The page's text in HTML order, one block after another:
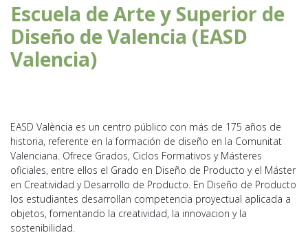
Escuela de Arte y Superior de
Diseño de Valencia (EASD
Valencia)
EASD València es un centro público con más de 175 años de
historia, referente en la formación de diseño en la Comunitat
Valenciana. Ofrece Grados, Ciclos Formativos y Másteres
oficiales, entre ellos el Grado en Diseño de Producto y el Máster
en Creatividad y Desarrollo de Producto. En Diseño de Producto
los estudiantes desarrollan competencia proyectual aplicada a
objetos, fomentando la creatividad, la innovacion y la
sostenibilidad.